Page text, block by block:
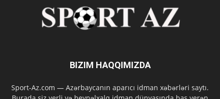
BIZIM HAQQIMIZDA
Sport-Az.com — Azərbaycanın aparıcı idman xəbərləri saytı.